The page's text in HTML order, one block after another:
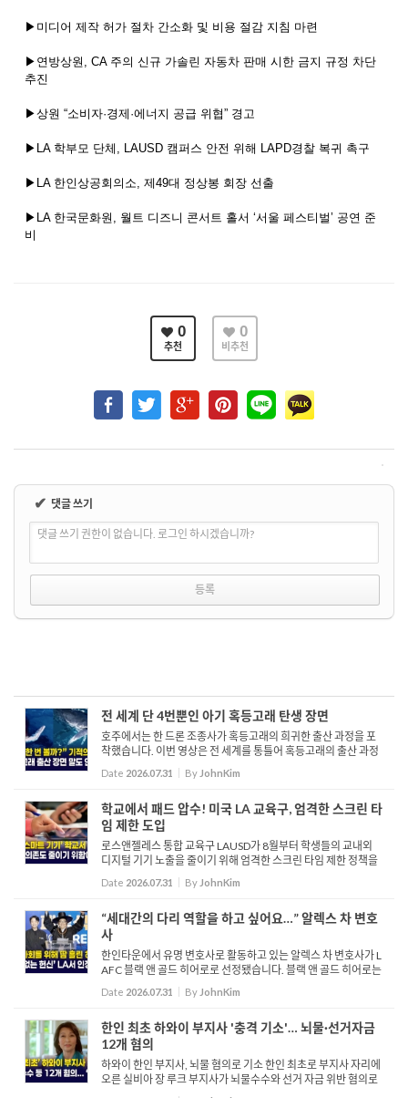
▶미디어 제작 허가 절차 간소화 및 비용 절감 지침 마련
▶연방상원, CA 주의 신규 가솔린 자동차 판매 시한 금지 규정 차단
추진
▶상원 “소비자·경제·에너지 공급 위협” 경고
▶LA 학부모 단체, LAUSD 캠퍼스 안전 위해 LAPD경찰 복귀 촉구
▶LA 한인상공회의소, 제49대 정상봉 회장 선출
▶LA 한국문화원, 월트 디즈니 콘서트 홀서 ‘서울 페스티벌’ 공연 준
비
0
추천
0
비추천
✔ 댓글 쓰기
댓글 쓰기 권한이 없습니다. 로그인 하시겠습니까?
전 세계 단 4번뿐인 아기 혹등고래 탄생 장면
호주에서는 한 드론 조종사가 혹등고래의 희귀한 출산 과정을 포
착했습니다. 이번 영상은 전 세계를 통틀어 혹등고래의 출산 과정
이 온전히 기록된 단 네 번째 사례입니다. 호주 고래 구조 및 연구
단체를 위해 뉴사우스웨일스 북부 연안에서 이동 중인 혹등고...
Date 2026.07.31 By JohnKim
학교에서 패드 압수! 미국 LA 교육구, 엄격한 스크린 타
임 제한 도입
로스앤젤레스 통합 교육구 LAUSD가 8월부터 학생들의 교내외
디지털 기기 노출을 줄이기 위해 엄격한 스크린 타임 제한 정책을
시행합니다. 정책에 따라 유치원부터 1학년 학생들의 교내 기기
사용은 전면 금지되며, 학년이 올라갈수록 점진적으로 허용 시간
Date 2026.07.31 By JohnKim
“세대간의 다리 역할을 하고 싶어요…” 알렉스 차 변호
사
한인타운에서 유명 변호사로 활동하고 있는 알렉스 차 변호사가 L
AFC 블랙 앤 골드 히어로로 선정됐습니다. 블랙 앤 골드 히어로는
군 복무와 지역사회 리더십을 통해 공헌을 한 인물을 기리기 위해
서 만든 프로그램입니다. 인터뷰 한인 커뮤니티 내에서 수많...
Date 2026.07.31 By JohnKim
한인 최초 하와이 부지사 '충격 기소'… 뇌물·선거자금
12개 혐의
하와이 한인 부지사, 뇌물 혐의로 기소 한인 최초로 부지사 자리에
오른 실비아 장 루크 부지사가 뇌물수수와 선거 자금 위반 혐의로
기소됐습니다. 하와이주 검찰은 지난 24일 루크 부지사를 뇌물수